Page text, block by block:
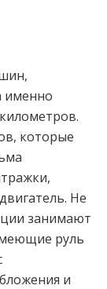
именно
которые
Не
занимают
руль
и